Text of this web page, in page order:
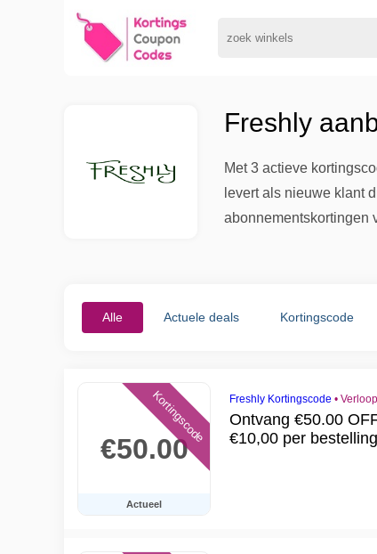
Freshly
Met 3 actieve
levert als nieuwe klant
abonnementskortingen
Alle Actuele deals Kortingscode
€50.00
Actueel
Kortingscode Freshly Kortingscode •
Ontvang €50.00
€10,00 per